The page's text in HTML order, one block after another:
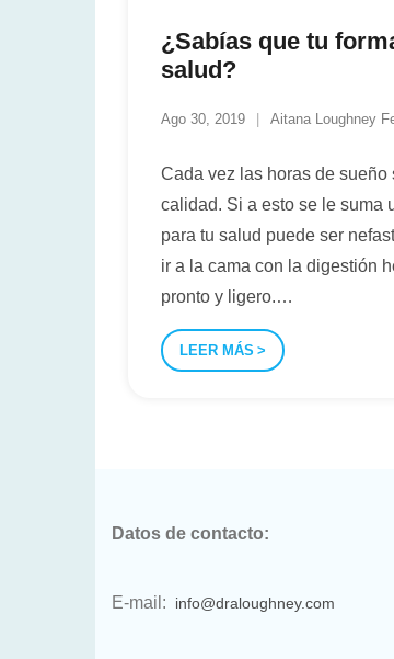
¿Sabías que tu
salud?
Ago 30, 2019 Aitana Loughney
Cada vez las horas de
calidad. Si a esto se le suma
para tu salud puede ser
ir a la cama con la digestión
pronto y ligero.…
LEER MÁS
Datos de contacto:
E-mail: info@draloughney.com